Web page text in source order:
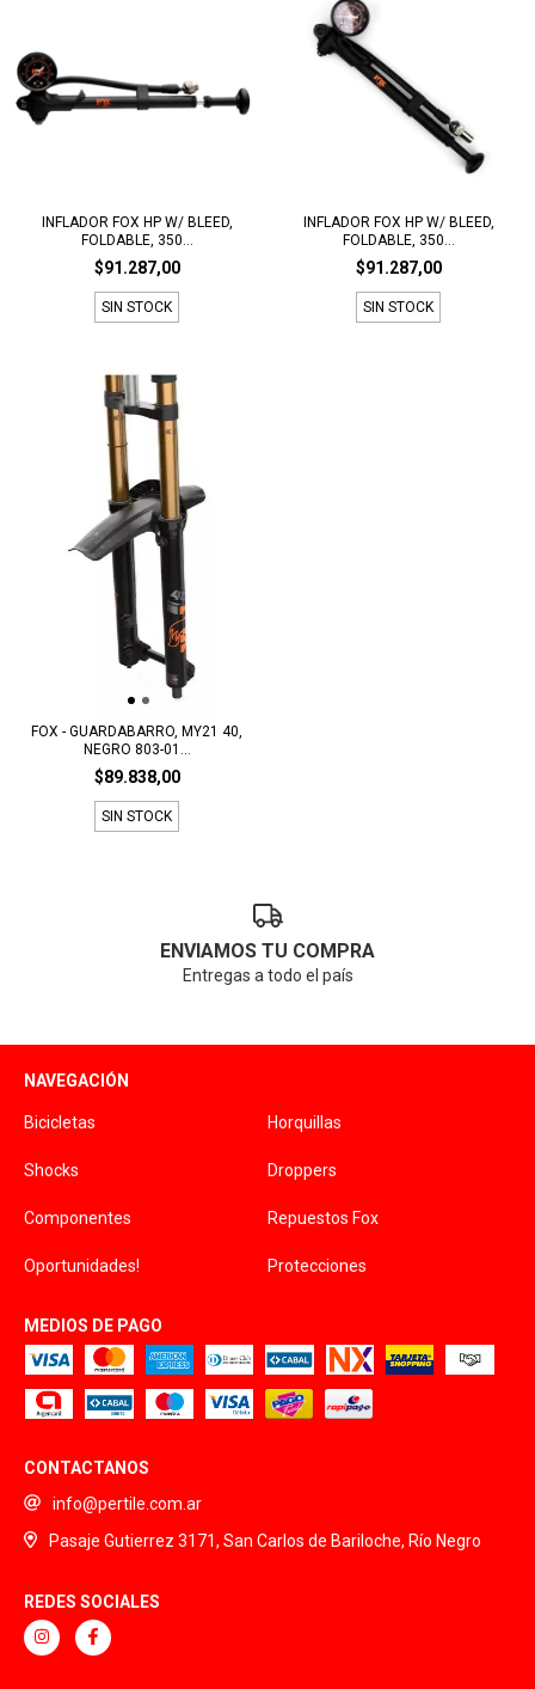
INFLADOR FOX HP W/ BLEED,
FOLDABLE, 350...
$91.287,00
SIN STOCK
INFLADOR FOX HP W/ BLEED,
FOLDABLE, 350...
$91.287,00
SIN STOCK
FOX - GUARDABARRO, MY21 40,
NEGRO 803-01...
$89.838,00
SIN STOCK
ENVIAMOS TU COMPRA
Entregas a todo el país
NAVEGACIÓN
Bicicletas Horquillas
Shocks Droppers
Componentes Repuestos Fox
Oportunidades! Protecciones
MEDIOS DE PAGO
CONTACTANOS
info@pertile.com.ar
Pasaje Gutierrez 3171, San Carlos de Bariloche, Río Negro
REDES SOCIALES